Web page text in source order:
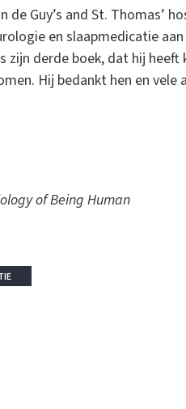
de Guy’s and St. Thomas’
en slaapmedicatie
derde boek, dat hij heeft
Hij bedankt hen en vele
of Being Human